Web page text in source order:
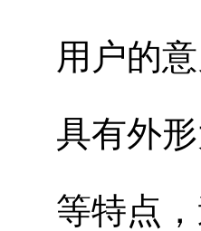
用户的
具有外
等特点